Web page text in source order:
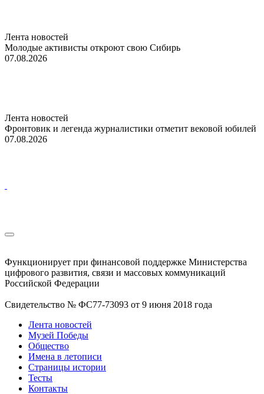
Лента новостей
Молодые активисты откроют свою Сибирь
07.08.2026
Лента новостей
Фронтовик и легенда журналистики отметит вековой юбилей
07.08.2026
Функционирует при финансовой поддержке Министерства
цифрового развития, связи и массовых коммуникаций
Российской Федерации
Свидетельство № ФС77-73093 от 9 июня 2018 года
Лента новостей
Музей Победы
Общество
Имена в летописи
Страницы истории
Тесты
Контакты